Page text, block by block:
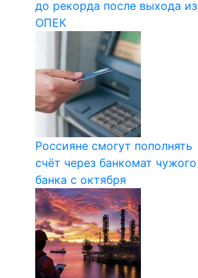
до рекорда после выхода из
ОПЕК
Россияне смогут пополнять
счёт через банкомат чужого
банка с октября